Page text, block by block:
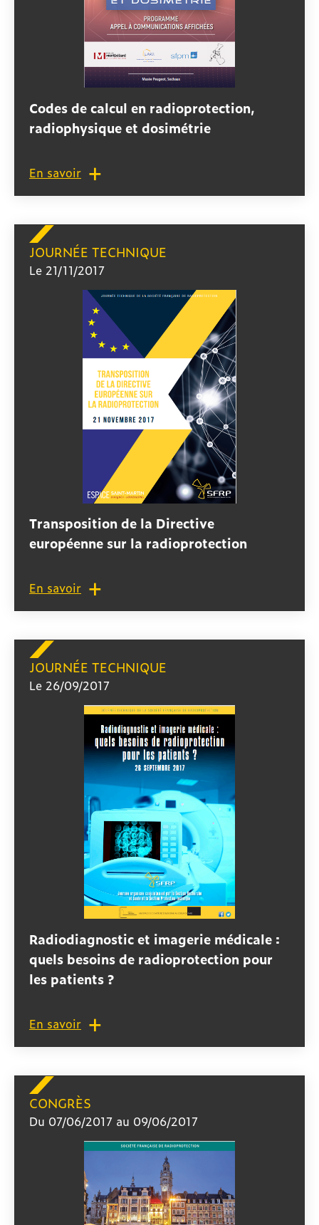
Codes de calcul en radioprotection,
radiophysique et dosimétrie
En savoir
JOURNÉE TECHNIQUE
Le 21/11/2017
Transposition de la Directive
européenne sur la radioprotection
En savoir
JOURNÉE TECHNIQUE
Le 26/09/2017
Radiodiagnostic et imagerie médicale :
quels besoins de radioprotection pour
les patients ?
En savoir
CONGRÈS
Du 07/06/2017 au 09/06/2017